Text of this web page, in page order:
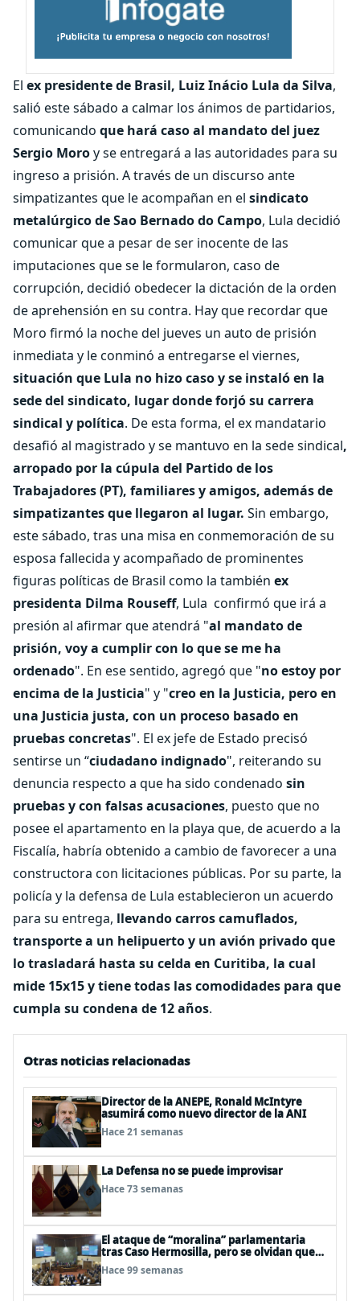
El ex presidente de Brasil, Luiz Inácio Lula da Silva,
salió este sábado a calmar los ánimos de partidarios,
comunicando que hará caso al mandato del juez
Sergio Moroy se entregará a las autoridades para su
ingreso a prisión. A través de un discurso ante
simpatizantes que le acompañan en el sindicato
metalúrgico de Sao Bernado do Campo, Lula decidió
comunicar que a pesar de ser inocente de las
imputaciones que se le formularon, caso de
corrupción, decidió obedecer la dictación de la orden
de aprehensión en su contra. Hay que recordar que
Moro firmó la noche del jueves un auto de prisión
inmediata y le conminó a entregarse el viernes,
situación que Lula no hizo caso y se instaló en la
sede del sindicato, lugar donde forjó su carrera
sindical y política. De esta forma, el ex mandatario
desafió al magistrado y se mantuvo en la sede sindical,
arropado por la cúpula del Partido de los
Trabajadores (PT), familiares y amigos, además de
simpatizantes que llegaron al lugar. Sin embargo,
este sábado, tras una misa en conmemoración de su
esposa fallecida y acompañado de prominentes
figuras políticas de Brasil como la también ex
presidenta Dilma Rouseff, Lula confirmó que irá a
presión al afirmar que atendrá "al mandato de
prisión, voy a cumplir con lo que se me ha
ordenado". En ese sentido, agregó que "no estoy por
encima de la Justicia" y "creo en la Justicia, pero en
una Justicia justa, con un proceso basado en
pruebas concretas". El ex jefe de Estado precisó
sentirse un “ciudadano indignado", reiterando su
denuncia respecto a que ha sido condenado sin
pruebas y con falsas acusaciones, puesto que no
posee el apartamento en la playa que, de acuerdo a la
Fiscalía, habría obtenido a cambio de favorecer a una
constructora con licitaciones públicas. Por su parte, la
policía y la defensa de Lula establecieron un acuerdo
para su entrega, llevando carros camuflados,
transporte a un helipuerto y un avión privado que
lo trasladará hasta su celda en Curitiba, la cual
mide 15x15 y tiene todas las comodidades para que
cumpla su condena de 12 años.
Otras noticias relacionadas
Director de la ANEPE, Ronald McIntyre
asumirá como nuevo director de la ANI
Hace 21 semanas
La Defensa no se puede improvisar
Hace 73 semanas
El ataque de “moralina” parlamentaria
tras Caso Hermosilla, pero se olvidan que
son los peor evaluados
Hace 99 semanas